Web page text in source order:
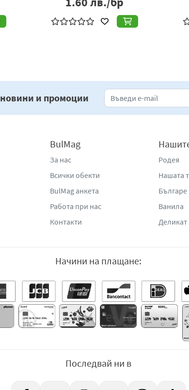
и промоции
BulMag
За нас
Всички обекти
BulMag анкета
Работа при нас
Контакти
Родея
Нашата
Българе
Ванила
Деликат
Начини на плащане:
Последвай ни в